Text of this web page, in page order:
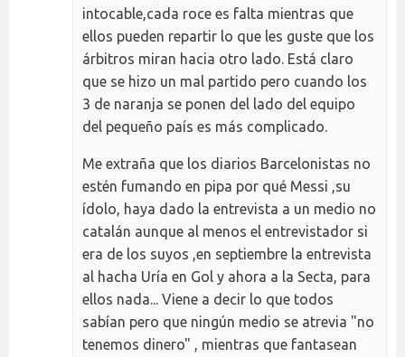
intocable,cada roce es falta mientras que
ellos pueden repartir lo que les guste que los
árbitros miran hacia otro lado. Está claro
que se hizo un mal partido pero cuando los
3 de naranja se ponen del lado del equipo
del pequeño país es más complicado.
Me extraña que los diarios Barcelonistas no
estén fumando en pipa por qué Messi ,su
ídolo, haya dado la entrevista a un medio no
catalán aunque al menos el entrevistador si
era de los suyos ,en septiembre la entrevista
al hacha Uría en Gol y ahora a la Secta, para
ellos nada... Viene a decir lo que todos
sabían pero que ningún medio se atrevia "no
tenemos dinero" , mientras que fantasean